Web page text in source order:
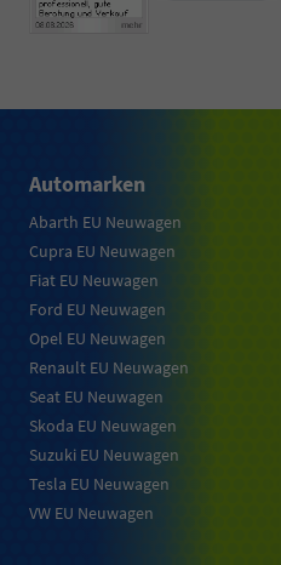
Automarken
Abarth EU Neuwagen
Cupra EU Neuwagen
Fiat EU Neuwagen
Ford EU Neuwagen
Opel EU Neuwagen
Renault EU Neuwagen
Seat EU Neuwagen
Skoda EU Neuwagen
Suzuki EU Neuwagen
Tesla EU Neuwagen
VW EU Neuwagen